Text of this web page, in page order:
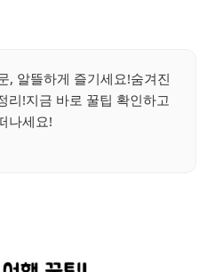
, 알뜰하게 즐기세요!숨겨진
리!지금 바로 꿀팁 확인하고
나세요!